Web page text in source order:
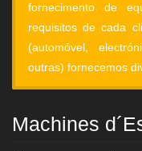
fornecimento de
requisitos de cada
(automóvel,
outras) fornecemos
Machines